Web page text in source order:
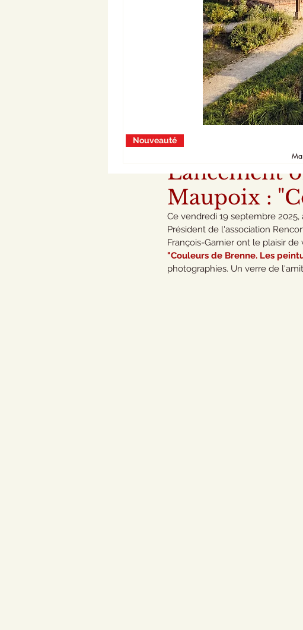
Lancement
Maupoix :
Ce vendredi 19 septembre
Président de l'association
François-Garnier ont le plaisir de
"Couleurs de Brenne. Les
photographies. Un verre de
Nouveauté